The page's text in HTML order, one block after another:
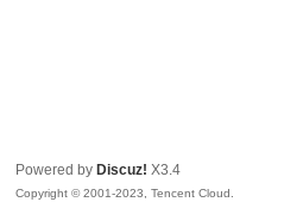
Powered by Discuz! X3.4
Copyright © 2001-2023, Tencent Cloud.